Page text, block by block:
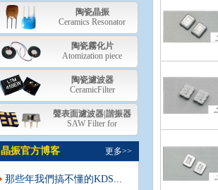
陶瓷晶振
Ceramics Resonator
陶瓷霧化片
Atomization piece
陶瓷濾波器
CeramicFilter
聲表面濾波器|諧振器
SAW Filter for
晶振官方博客 更多>>
那些年我們搞不懂的KDS...